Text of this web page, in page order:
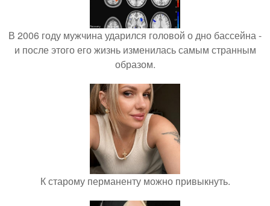
В 2006 году мужчина ударился головой о дно бассейна -
и после этого его жизнь изменилась самым странным
образом.
К старому перманенту можно привыкнуть.